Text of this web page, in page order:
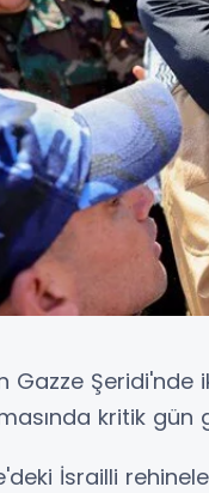
Gazze Şeridi'nde
kritik gün
İsrailli